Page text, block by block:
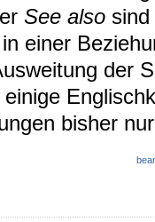
See also
einer
der
bisher